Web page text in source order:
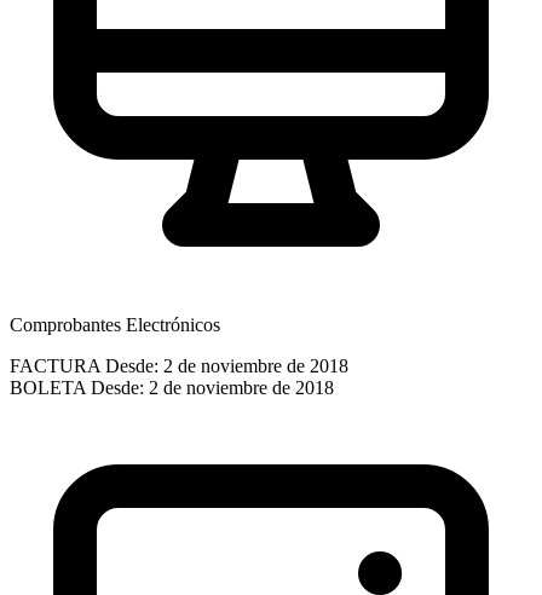
Comprobantes Electrónicos
FACTURA Desde: 2 de noviembre de 2018
BOLETA Desde: 2 de noviembre de 2018